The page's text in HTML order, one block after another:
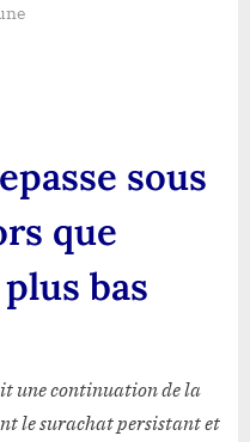
sous
que
bas
une continuation de la
le surachat persistant et